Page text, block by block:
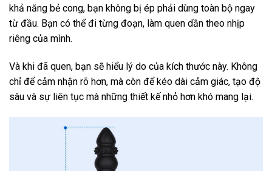
khả năng bẻ cong, bạn không bị ép phải dùng toàn bộ ngay
từ đầu. Bạn có thể đi từng đoạn, làm quen dần theo nhịp
riêng của mình.
Và khi đã quen, bạn sẽ hiểu lý do của kích thước này. Không
chỉ để cảm nhận rõ hơn, mà còn để kéo dài cảm giác, tạo độ
sâu và sự liên tục mà những thiết kế nhỏ hơn khó mang lại.